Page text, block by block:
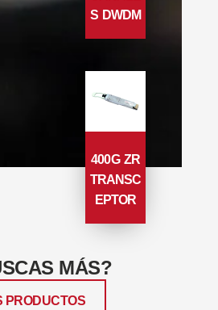
S DWDM
400G ZR
TRANSC
EPTOR
MÁS?
PRODUCTOS